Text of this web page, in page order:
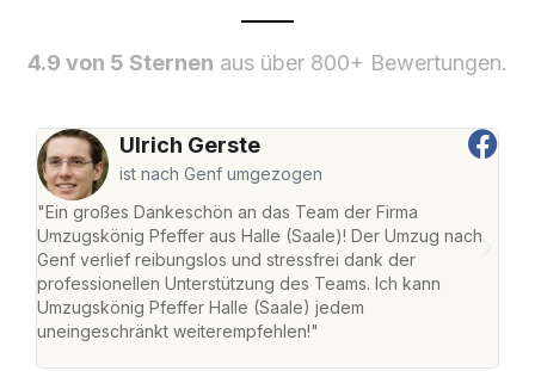
4.9 von 5 Sternen aus über 800+ Bewertungen.
Ulrich Gerste
ist nach Genf umgezogen
"Ein großes Dankeschön an das Team der Firma
Umzugskönig Pfeffer aus Halle (Saale)! Der Umzug nach
Genf verlief reibungslos und stressfrei dank der
professionellen Unterstützung des Teams. Ich kann
Umzugskönig Pfeffer Halle (Saale) jedem
uneingeschränkt weiterempfehlen!"